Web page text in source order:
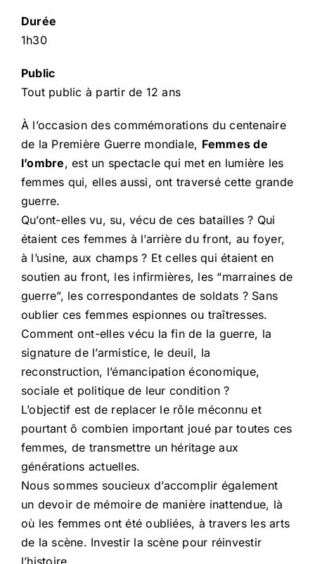
Durée
1h30
Public
Tout public à partir de 12 ans
À l’occasion des commémorations du centenaire
de la Première Guerre mondiale, Femmes de
l’ombre, est un spectacle qui met en lumière les
femmes qui, elles aussi, ont traversé cette grande
guerre.
Qu’ont-elles vu, su, vécu de ces batailles ? Qui
étaient ces femmes à l’arrière du front, au foyer,
à l’usine, aux champs ? Et celles qui étaient en
soutien au front, les infirmières, les “marraines de
guerre”, les correspondantes de soldats ? Sans
oublier ces femmes espionnes ou traîtresses.
Comment ont-elles vécu la fin de la guerre, la
signature de l’armistice, le deuil, la
reconstruction, l’émancipation économique,
sociale et politique de leur condition ?
L’objectif est de replacer le rôle méconnu et
pourtant ô combien important joué par toutes ces
femmes, de transmettre un héritage aux
générations actuelles.
Nous sommes soucieux d’accomplir également
un devoir de mémoire de manière inattendue, là
où les femmes ont été oubliées, à travers les arts
de la scène. Investir la scène pour réinvestir
l’histoire.